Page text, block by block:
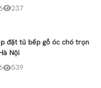
237
đặt tủ bếp gỗ óc chó trọn
Nội
539